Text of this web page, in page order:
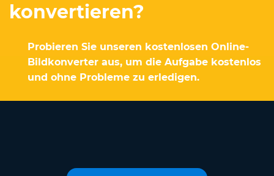
konvertieren?
Probieren Sie unseren kostenlosen Online-
Bildkonverter aus, um die Aufgabe kostenlos
und ohne Probleme zu erledigen.